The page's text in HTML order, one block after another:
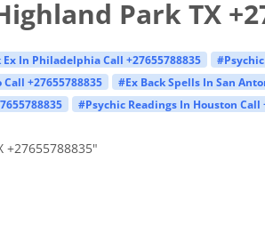
Park TX
In Philadelphia Call +27655788835
+27655788835
#Ex Back Spells In San
#Psychic Readings In Houston Call